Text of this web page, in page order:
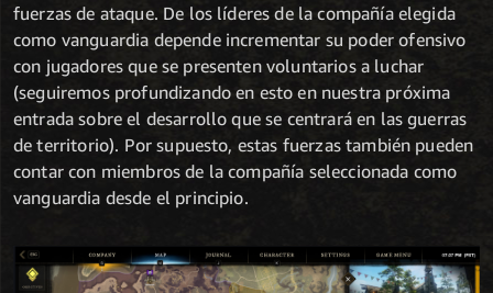
fuerzas de ataque. De los líderes de la compañía elegida
como vanguardia depende incrementar su poder ofensivo
con jugadores que se presenten voluntarios a luchar
(seguiremos profundizando en esto en nuestra próxima
entrada sobre el desarrollo que se centrará en las guerras
de territorio). Por supuesto, estas fuerzas también pueden
contar con miembros de la compañía seleccionada como
vanguardia desde el principio.